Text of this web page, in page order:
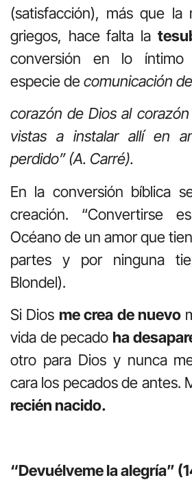
(satisfacción), más que la
griegos, hace falta la
conversión en lo
especie decomunicación
corazón de Dios al
vistas a instalar allí en
perdido” (A. Carré).
En la conversión bíblica
creación. “Convertirse
Océano de un amor que
partes y por ninguna
Blondel).
Si Dios me crea de nuevo
vida de pecado ha
otro para Dios y nunca
cara los pecados de antes.
recién nacido.
“Devuélveme la alegría”